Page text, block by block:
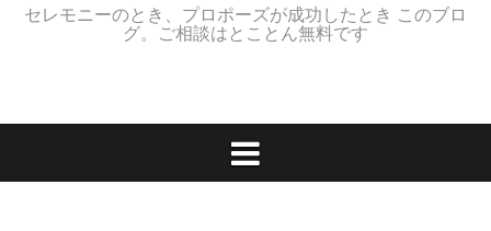
セレモニーのとき、プロポーズが成功したとき このブロ
グ。ご相談はとことん無料です